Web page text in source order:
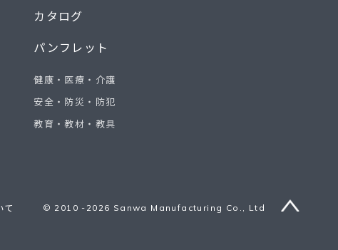
カタログ
パンフレット
健康・医療・介護
安全・防災・防犯
教育・教材・教具
て © 2010 -2026 Sanwa Manufacturing Co., Ltd